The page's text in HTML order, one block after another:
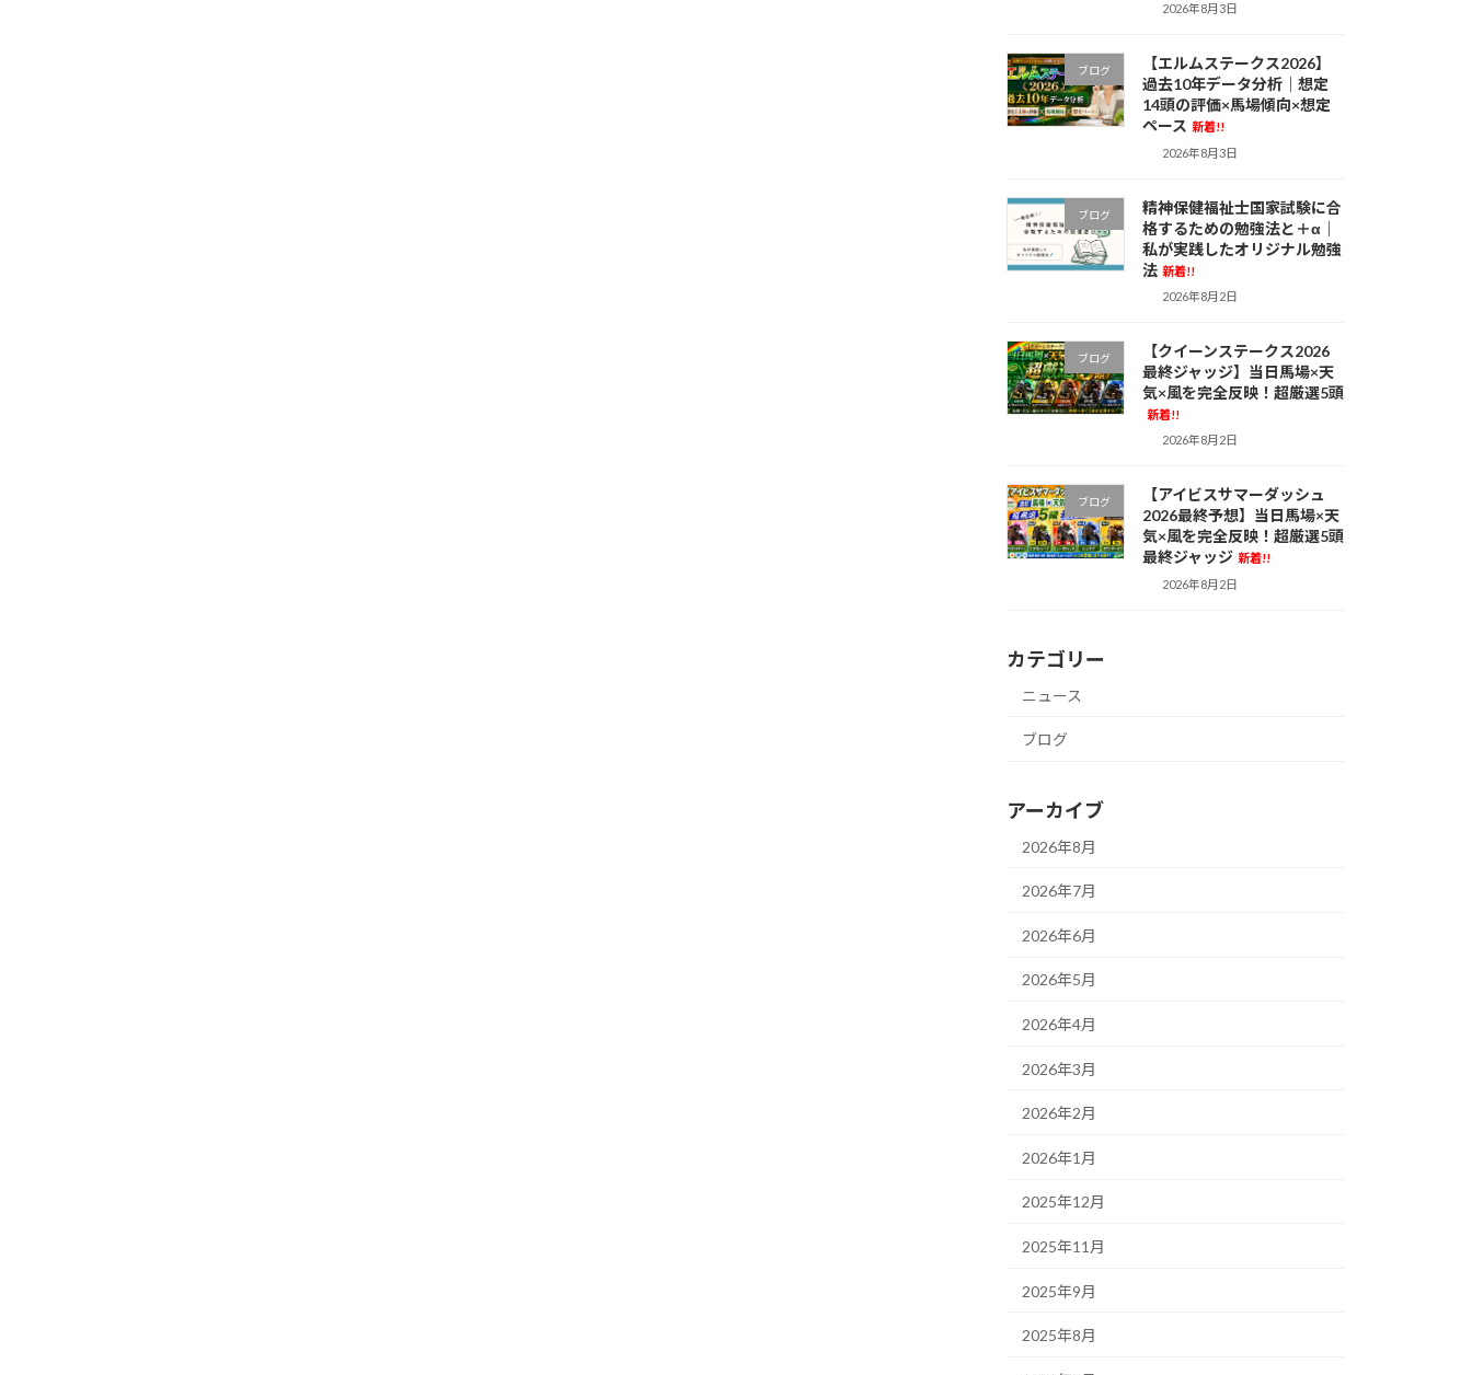
2026年8月3日
ブログ
【エルムステークス2026】
過去10年データ分析｜想定
14頭の評価×馬場傾向×想定
ペース 新着!!
2026年8月3日
ブログ
精神保健福祉士国家試験に合
格するための勉強法と＋α｜
私が実践したオリジナル勉強
法 新着!!
2026年8月2日
ブログ
【クイーンステークス2026
最終ジャッジ】当日馬場×天
気×風を完全反映！超厳選5頭
新着!!
2026年8月2日
ブログ
【アイビスサマーダッシュ
2026最終予想】当日馬場×天
気×風を完全反映！超厳選5頭
最終ジャッジ 新着!!
2026年8月2日
カテゴリー
ニュース
ブログ
アーカイブ
2026年8月
2026年7月
2026年6月
2026年5月
2026年4月
2026年3月
2026年2月
2026年1月
2025年12月
2025年11月
2025年9月
2025年8月